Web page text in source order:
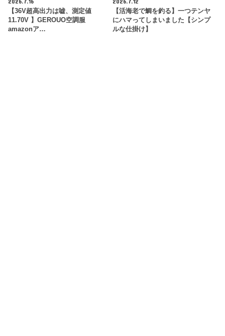
【36V超高出力は嘘、測定値
11.70V 】GEROUO空調服
amazonア…
【活海老で鯛を釣る】一つテンヤ
にハマってしまいました【シンプ
ルな仕掛け】